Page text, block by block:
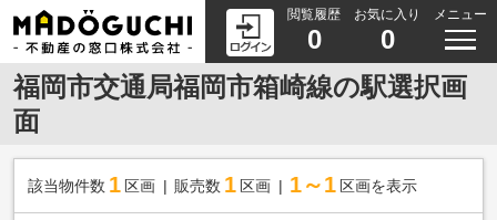
閲覧履歴
0
お気に入り
0
メニュー
福岡市交通局福岡市箱崎線の駅選択画
面
該当物件数 1 区画 販売数 1 区画 1～1 区画を表示